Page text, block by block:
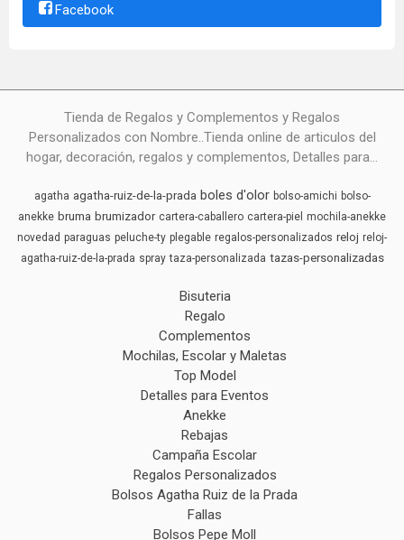
Facebook
Tienda de Regalos y Complementos y Regalos
Personalizados con Nombre..Tienda online de articulos del
hogar, decoración, regalos y complementos, Detalles para...
agatha agatha-ruiz-de-la-prada boles d'olor bolso-amichi bolso-
anekke bruma brumizador cartera-caballero cartera-piel mochila-anekke
novedad paraguas peluche-ty plegable regalos-personalizados reloj reloj-
agatha-ruiz-de-la-prada spray taza-personalizada tazas-personalizadas
Bisuteria
Regalo
Complementos
Mochilas, Escolar y Maletas
Top Model
Detalles para Eventos
Anekke
Rebajas
Campaña Escolar
Regalos Personalizados
Bolsos Agatha Ruiz de la Prada
Fallas
Bolsos Pepe Moll